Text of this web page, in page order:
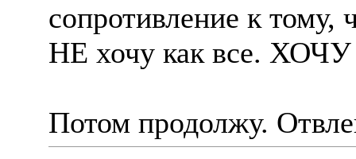
сопротивление к тому,
НЕ хочу как все. ХОЧУ
Потом продолжу.